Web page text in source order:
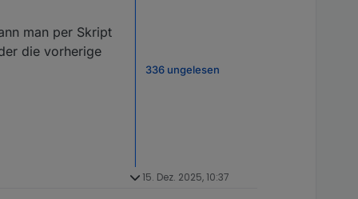
man per Skript
die vorherige
336 ungelesen
15. Dez. 2025, 10:37